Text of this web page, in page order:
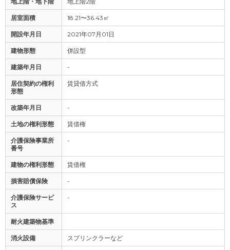
居室面積 18.21〜36.43㎡
開設年月日 2021年07月01日
建物形態 併設型
建築年月日 -
居住契約の権利
形態
賃貸借方式
改築年月日 -
土地の権利形態 賃借権
介護保険事業所
番号
-
建物の権利形態 賃借権
損害賠償保険 -
介護保険サービ
ス
-
耐火建築物基準
消火設備 スプリンクラーなど